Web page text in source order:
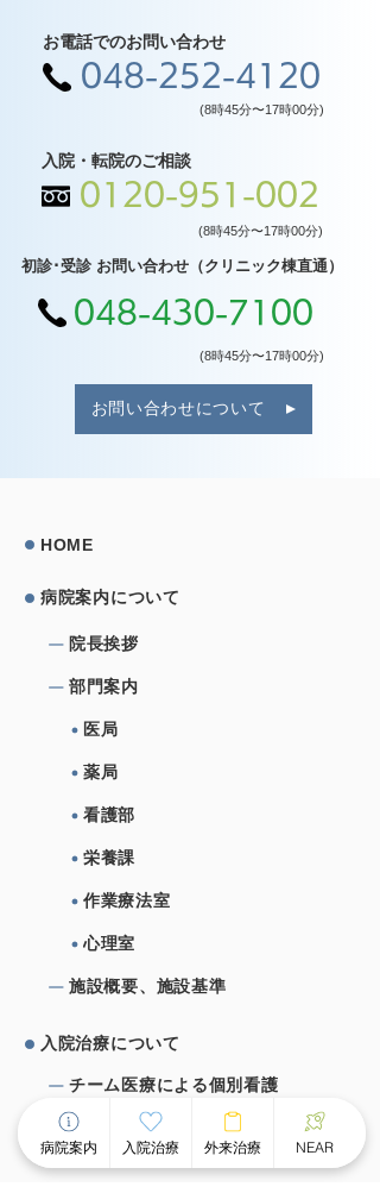
お電話でのお問い合わせ
048-252-4120
(8時45分〜17時00分)
入院・転院のご相談
0120-951-002
(8時45分〜17時00分)
初診･受診 お問い合わせ（クリニック棟直通）
048-430-7100
(8時45分〜17時00分)
お問い合わせについて
HOME
病院案内について
院⻑挨拶
部⾨案内
医局
薬局
看護部
栄養課
作業療法室
心理室
施設概要、施設基準
⼊院治療について
チーム医療による個別看護
スピーディな受け⼊れ体制
⾯会のご案内
病院案内 入院治療 外来治療 NEAR